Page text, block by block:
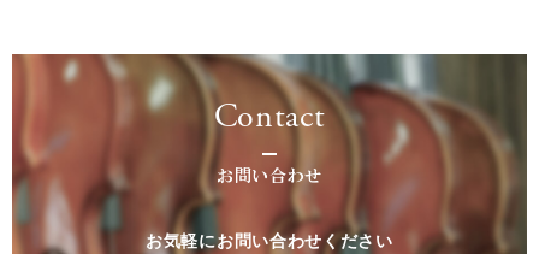
Contact
お問い合わせ
お気軽にお問い合わせください